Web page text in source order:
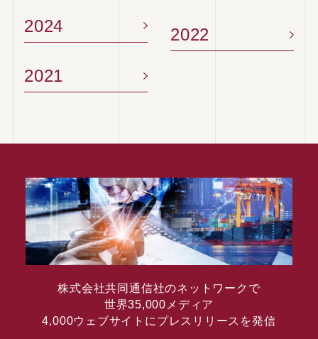
2024 2022
2021
株式会社共同通信社のネットワークで
世界35,000メディア
4,000ウェブサイトにプレスリリースを発信